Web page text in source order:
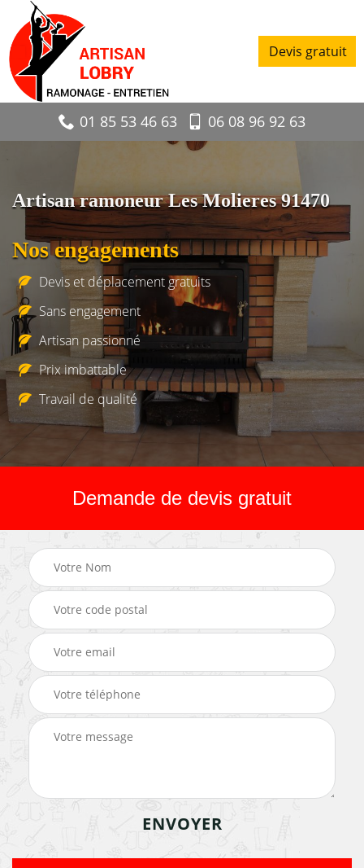
Devis gratuit
01 85 53 46 63 06 08 96 92 63
Artisan ramoneur Les Molieres 91470
Nos engagements
Devis et déplacement gratuits
Sans engagement
Artisan passionné
Prix imbattable
Travail de qualité
Demande de devis gratuit